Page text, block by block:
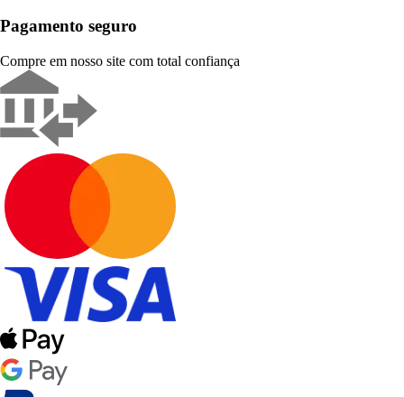
Pagamento seguro
Compre em nosso site com total confiança